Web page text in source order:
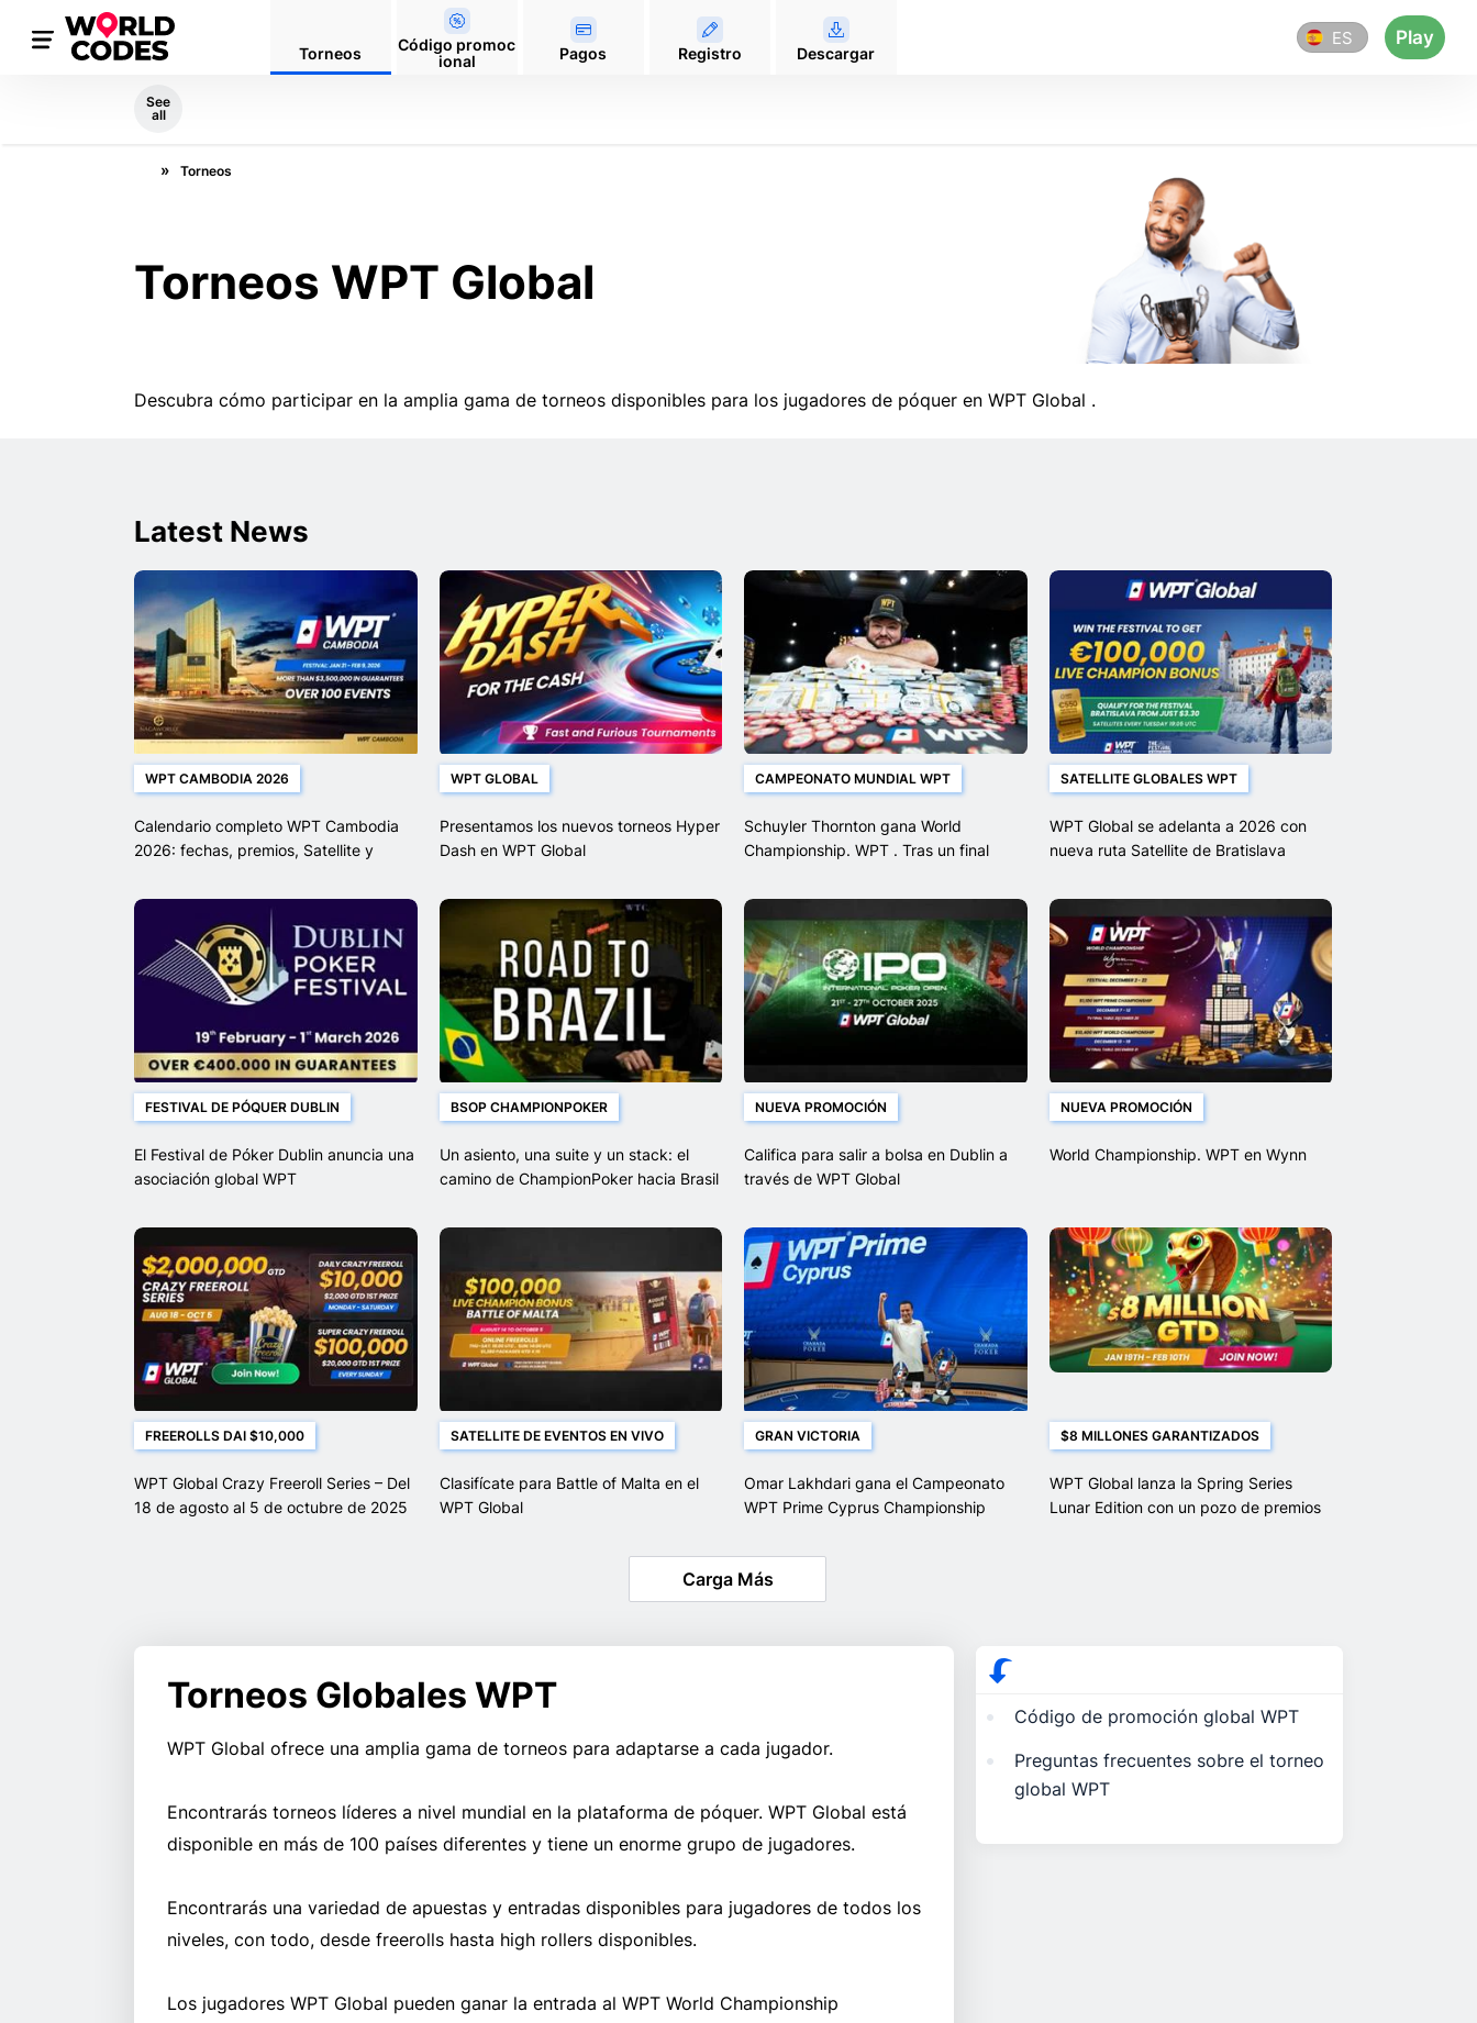
Torneos
Código promoc
ional
Pagos Registro Descargar
ES Play
See
all
Torneos
Torneos WPT Global
Descubra cómo participar en la amplia gama de torneos disponibles para los jugadores de póquer en WPT Global .
Latest News
WPT CAMBODIA 2026
Calendario completo WPT Cambodia
2026: fechas, premios, Satellite y
WPT GLOBAL
Presentamos los nuevos torneos Hyper
Dash en WPT Global
CAMPEONATO MUNDIAL WPT
Schuyler Thornton gana World
Championship. WPT . Tras un final
SATELLITE GLOBALES WPT
WPT Global se adelanta a 2026 con
nueva ruta Satellite de Bratislava
FESTIVAL DE PÓQUER DUBLIN
El Festival de Póker Dublin anuncia una
asociación global WPT
BSOP CHAMPIONPOKER
Un asiento, una suite y un stack: el
camino de ChampionPoker hacia Brasil
NUEVA PROMOCIÓN
Califica para salir a bolsa en Dublin a
través de WPT Global
NUEVA PROMOCIÓN
World Championship. WPT en Wynn
FREEROLLS DAI $10,000
WPT Global Crazy Freeroll Series – Del
18 de agosto al 5 de octubre de 2025
SATELLITE DE EVENTOS EN VIVO
Clasifícate para Battle of Malta en el
WPT Global
GRAN VICTORIA
Omar Lakhdari gana el Campeonato
WPT Prime Cyprus Championship
$8 MILLONES GARANTIZADOS
WPT Global lanza la Spring Series
Lunar Edition con un pozo de premios
Carga Más
Torneos Globales WPT
WPT Global ofrece una amplia gama de torneos para adaptarse a cada jugador.
Encontrarás torneos líderes a nivel mundial en la plataforma de póquer. WPT Global está
disponible en más de 100 países diferentes y tiene un enorme grupo de jugadores.
Encontrarás una variedad de apuestas y entradas disponibles para jugadores de todos los
niveles, con todo, desde freerolls hasta high rollers disponibles.
Los jugadores WPT Global pueden ganar la entrada al WPT World Championship
Código de promoción global WPT
Preguntas frecuentes sobre el torneo
global WPT